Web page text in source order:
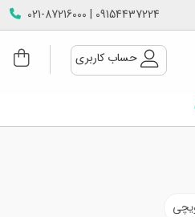
09154437224 | 021-87216000
حساب کاربری